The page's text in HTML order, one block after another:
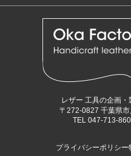
レザー 工具の企画
〒272-0827 千葉県
TEL 047-713-
プライバシーポリシー